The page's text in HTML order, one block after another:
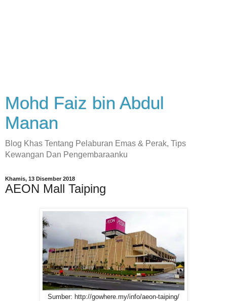
Mohd Faiz bin Abdul
Manan
Blog Khas Tentang Pelaburan Emas & Perak, Tips
Kewangan Dan Pengembaraanku
Khamis, 13 Disember 2018
AEON Mall Taiping
Sumber: http://gowhere.my/info/aeon-taiping/